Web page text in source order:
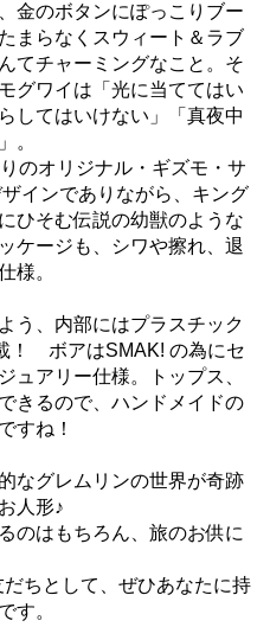
金のボタンにぽっこりブー
まらなくスウィート＆ラブ
てチャーミングなこと。そ
グワイは「光に当ててはい
してはいけない」「真夜中
。
のオリジナル・ギズモ・サ
インでありながら、キング
ひそむ伝説の幼獣のような
ケージも、シワや擦れ、退
様。
う、内部にはプラスチック
！ ボアはSMAK! の為にセ
ュアリー仕様。トップス、
きるので、ハンドメイドの
すね！
なグレムリンの世界が奇跡
人形♪
のはもちろん、旅のお供に
ちとして、ぜひあなたに持
す。